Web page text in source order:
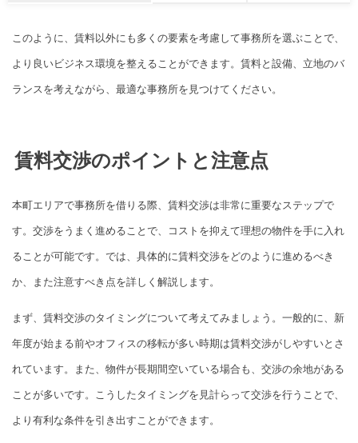
このように、賃料以外にも多くの要素を考慮して事務所を選ぶことで、
より良いビジネス環境を整えることができます。賃料と設備、立地のバ
ランスを考えながら、最適な事務所を見つけてください。
賃料交渉のポイントと注意点
本町エリアで事務所を借りる際、賃料交渉は非常に重要なステップで
す。交渉をうまく進めることで、コストを抑えて理想の物件を手に入れ
ることが可能です。では、具体的に賃料交渉をどのように進めるべき
か、また注意すべき点を詳しく解説します。
まず、賃料交渉のタイミングについて考えてみましょう。一般的に、新
年度が始まる前やオフィスの移転が多い時期は賃料交渉がしやすいとさ
れています。また、物件が長期間空いている場合も、交渉の余地がある
ことが多いです。こうしたタイミングを見計らって交渉を行うことで、
より有利な条件を引き出すことができます。